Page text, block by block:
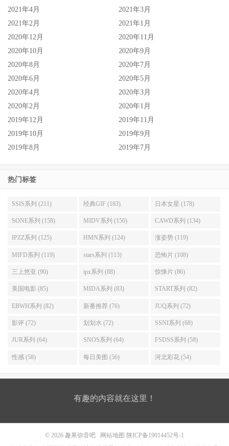
加油，大家都要好好的。
2021年4月
2021年3月
2021年2月
2021年1月
2020年12月
2020年11月
2020年10月
2020年9月
2020年8月
2020年7月
2020年6月
2020年5月
2020年4月
2020年3月
2020年2月
2020年1月
2019年12月
2019年11月
2019年10月
2019年9月
2019年8月
2019年7月
热门标签
SSIS系列 (211) 经典GIF (183) 日本女星 (178)
SONE系列 (158) MIDV系列 (150) CAWD系列 (134)
IPZZ系列 (125) HMN系列 (124) 涨姿势 (119)
MIFD系列 (119) stars系列 (113) 恐怖片 (108)
三上悠亚 (90) ipx系列 (88) 惊悚片 (86)
美国电影 (85) MIDA系列 (83) START系列 (82)
EBWH系列 (82) 新番推荐 (76) JUQ系列 (72)
影评 (72) 划划水 (72) SSNI系列 (68)
JUR系列 (64) SNOS系列 (64) FSDSS系列 (58)
性感 (58) 每日美图 (56) 河北彩花 (54)
有趣的内容就在这里！
© 2026 趣果弥音吧 网站地图 陕ICP备19014452号-1